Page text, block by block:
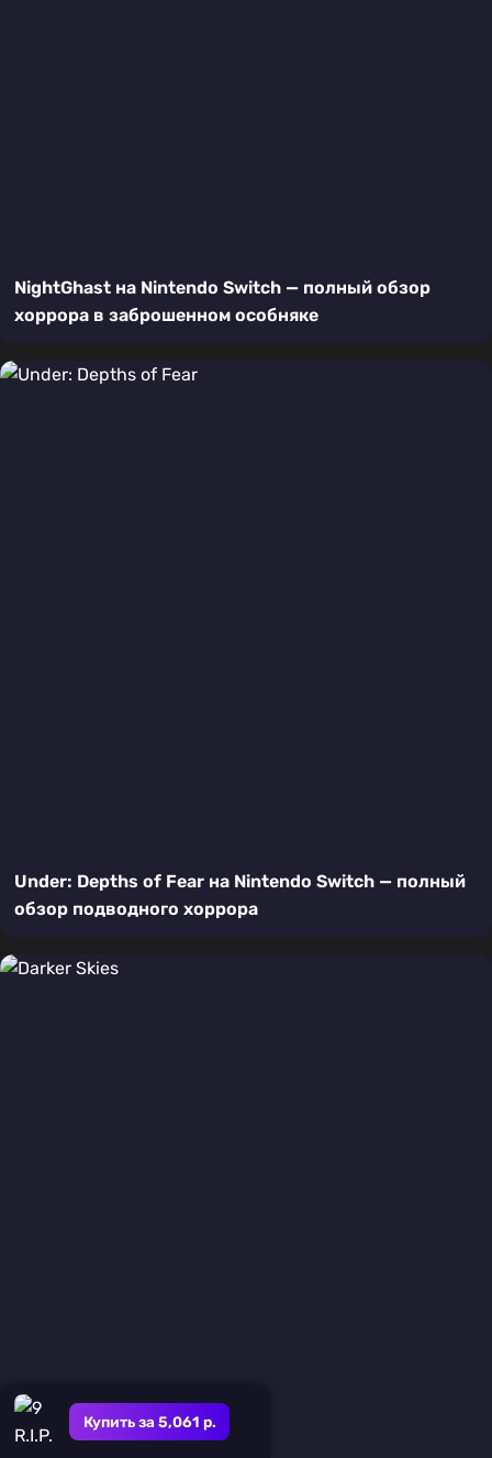
Купить за 5,061 р.
NightGhast на Nintendo Switch — полный обзор
хоррора в заброшенном особняке
Under: Depths of Fear на Nintendo Switch — полный
обзор подводного хоррора